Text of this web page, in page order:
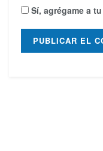
Sí, agrégame a